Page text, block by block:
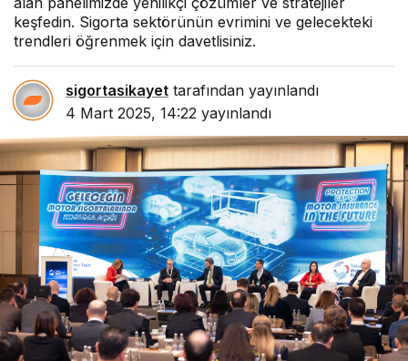
keşfedin. Sigorta sektörünün evrimini ve gelecekteki
trendleri öğrenmek için davetlisiniz.
sigortasikayet tarafından yayınlandı
4 Mart 2025, 14:22 yayınlandı